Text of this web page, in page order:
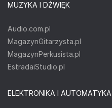
MUZYKA I DŹWIĘK
Audio.com.pl
MagazynGitarzysta.pl
MagazynPerkusista.pl
EstradaiStudio.pl
ELEKTRONIKA I AUTOMATYKA